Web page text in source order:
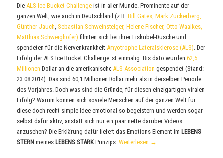
DieALS Ice Bucket Challenge ist in aller Munde. Prominente auf der
ganzen Welt, wie auch in Deutschland (z.B.Bill Gates, Mark Zuckerberg,
Günther Jauch,Sebastian Schweinsteiger,Helene Fischer, Otto Waalkes,
Matthias Schweighöfer) filmten sich bei ihrer Eiskübel-Dusche und
spendeten für die NervenkrankheitAmyotrophe Lateralsklerose (ALS). Der
Erfolg der ALS Ice Bucket Challenge ist einmalig. Bis dato wurden62,5
Millionen Dollar an die amerikanischeALS Association gespendet (Stand:
23.08.2014). Das sind 60,1 Millionen Dollar mehr als in derselben Periode
des Vorjahres. Doch was sind die Gründe, für diesen einzigartigen viralen
Erfolg? Warum können sich soviele Menschen auf der ganzen Welt für
diese doch recht simple Idee emotional so begeistern und werden sogar
selbst dafür aktiv, anstatt sich nur ein paar nette darüber Videos
anzusehen? Die Erklärung dafür liefert das Emotions-Element im LEBENS
STERN meines LEBENS STARKPrinzips.Weiterlesen →